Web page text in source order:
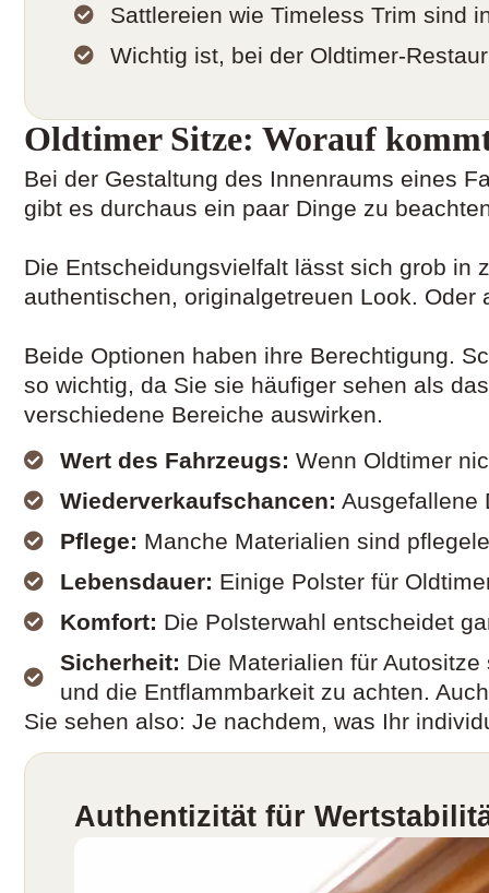
Sattlereien wie Timeless Trim sind
Wichtig ist, bei der Oldtimer-
Oldtimer Sitze: Worauf
Bei der Gestaltung des Innenraums eines
gibt es durchaus ein paar Dinge zu
Die Entscheidungsvielfalt lässt sich grob in
authentischen, originalgetreuen Look.
Beide Optionen haben ihre Berechtigung.
so wichtig, da Sie sie häufiger sehen als
verschiedene Bereiche auswirken.
Wert des Fahrzeugs: Wenn Oldtimer
Wiederverkaufschancen: Ausgefallene
Pflege: Manche Materialien sind
Lebensdauer: Einige Polster für
Komfort: Die Polsterwahl entscheidet
Sicherheit: Die Materialien für
und die Entflammbarkeit zu achten.
Sie sehen also: Je nachdem, was Ihr
Authentizität für